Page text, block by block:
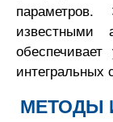
известными
интегральных
МЕТОДЫ